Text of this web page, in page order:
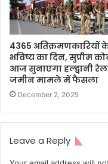
4365 अतिक्रमणकारियों
भविष्य का दिन, सुप्रीम
आज सुनाएगा हल्द्वानी
जमीन मामले में फैसला
December 2, 2025
Leave a Reply